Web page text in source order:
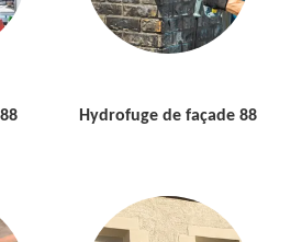
Hydrofuge de façade 88